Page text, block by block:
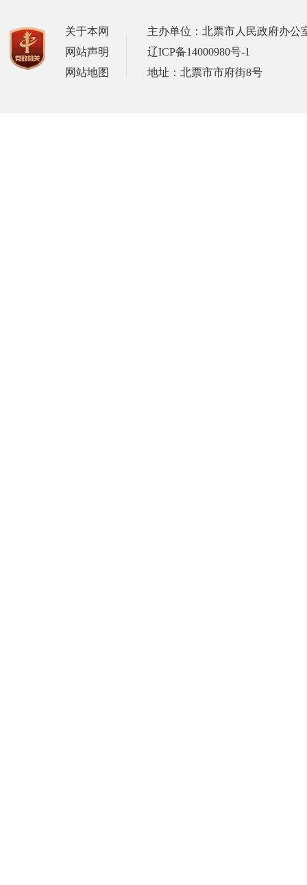
关于本网
网站声明
网站地图
主办单位：北票市人民政府办公
辽ICP备14000980号-1
地址：北票市市府街8号